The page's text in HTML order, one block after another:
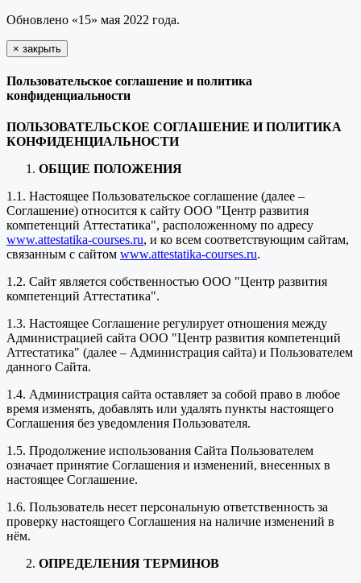
Обновлено «15» мая 2022 года.
× закрыть
Пользовательское соглашение и политика
конфиденциальности
ПОЛЬЗОВАТЕЛЬСКОЕ СОГЛАШЕНИЕ И ПОЛИТИКА
КОНФИДЕНЦИАЛЬНОСТИ
ОБЩИЕ ПОЛОЖЕНИЯ
1.1. Настоящее Пользовательское соглашение (далее –
Соглашение) относится к сайту ООО "Центр развития
компетенций Аттестатика", расположенному по адресу
www.attestatika-courses.ru, и ко всем соответствующим сайтам,
связанным с сайтом www.attestatika-courses.ru.
1.2. Сайт является собственностью ООО "Центр развития
компетенций Аттестатика".
1.3. Настоящее Соглашение регулирует отношения между
Администрацией сайта ООО "Центр развития компетенций
Аттестатика" (далее – Администрация сайта) и Пользователем
данного Сайта.
1.4. Администрация сайта оставляет за собой право в любое
время изменять, добавлять или удалять пункты настоящего
Соглашения без уведомления Пользователя.
1.5. Продолжение использования Сайта Пользователем
означает принятие Соглашения и изменений, внесенных в
настоящее Соглашение.
1.6. Пользователь несет персональную ответственность за
проверку настоящего Соглашения на наличие изменений в
нём.
ОПРЕДЕЛЕНИЯ ТЕРМИНОВ